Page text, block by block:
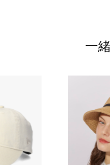
一